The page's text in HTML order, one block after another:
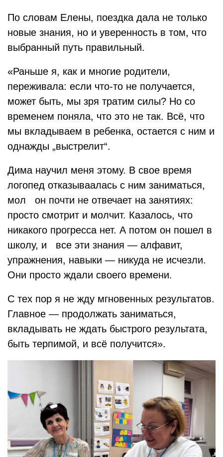
По словам Елены, поездка дала не только
новые знания, но и уверенность в том, что
выбранный путь правильный.
«Раньше я, как и многие родители,
переживала: если что-то не получается,
может быть, мы зря тратим силы? Но со
временем поняла, что это не так. Всё, что
мы вкладываем в ребенка, остается с ним и
однажды „выстрелит“.
Дима научил меня этому. В свое время
логопед отказываалась с ним заниматься,
мол он почти не отвечает на занятиях:
просто смотрит и молчит. Казалось, что
никакого прогресса нет. А потом он пошел в
школу, и все эти знания — алфавит,
упражнения, навыки — никуда не исчезли.
Они просто ждали своего времени.
С тех пор я не жду мгновенных результатов.
Главное — продолжать заниматься,
вкладывать не ждать быстрого результата,
быть терпимой, и всё получится».